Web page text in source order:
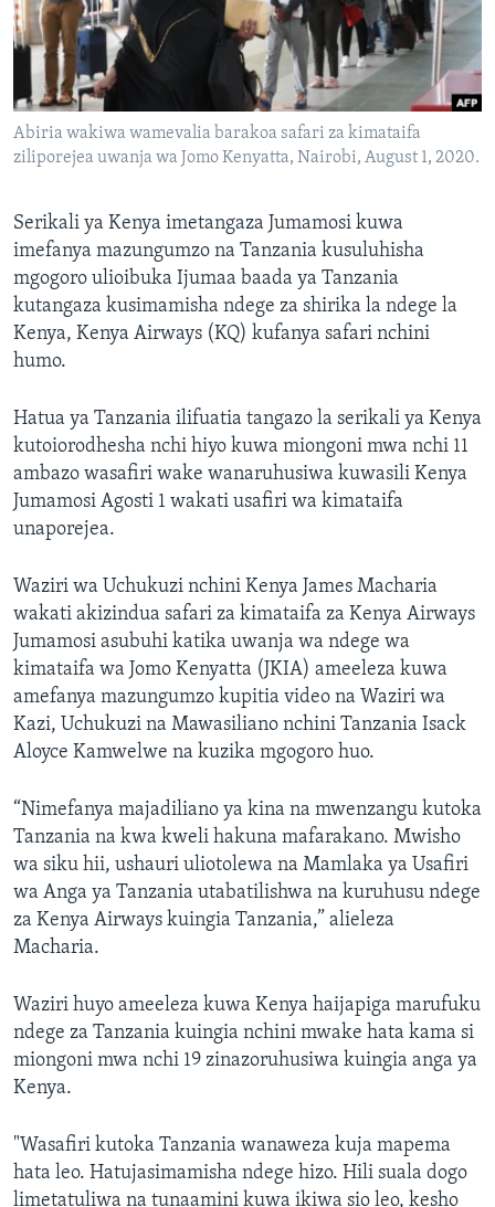
Abiria wakiwa wamevalia barakoa safari za kimataifa
ziliporejea uwanja wa Jomo Kenyatta, Nairobi, August 1, 2020.
Serikali ya Kenya imetangaza Jumamosi kuwa
imefanya mazungumzo na Tanzania kusuluhisha
mgogoro ulioibuka Ijumaa baada ya Tanzania
kutangaza kusimamisha ndege za shirika la ndege la
Kenya, Kenya Airways (KQ) kufanya safari nchini
humo.
Hatua ya Tanzania ilifuatia tangazo la serikali ya Kenya
kutoiorodhesha nchi hiyo kuwa miongoni mwa nchi 11
ambazo wasafiri wake wanaruhusiwa kuwasili Kenya
Jumamosi Agosti 1 wakati usafiri wa kimataifa
unaporejea.
Waziri wa Uchukuzi nchini Kenya James Macharia
wakati akizindua safari za kimataifa za Kenya Airways
Jumamosi asubuhi katika uwanja wa ndege wa
kimataifa wa Jomo Kenyatta (JKIA) ameeleza kuwa
amefanya mazungumzo kupitia video na Waziri wa
Kazi, Uchukuzi na Mawasiliano nchini Tanzania Isack
Aloyce Kamwelwe na kuzika mgogoro huo.
“Nimefanya majadiliano ya kina na mwenzangu kutoka
Tanzania na kwa kweli hakuna mafarakano. Mwisho
wa siku hii, ushauri uliotolewa na Mamlaka ya Usafiri
wa Anga ya Tanzania utabatilishwa na kuruhusu ndege
za Kenya Airways kuingia Tanzania,” alieleza
Macharia.
Waziri huyo ameeleza kuwa Kenya haijapiga marufuku
ndege za Tanzania kuingia nchini mwake hata kama si
miongoni mwa nchi 19 zinazoruhusiwa kuingia anga ya
Kenya.
"Wasafiri kutoka Tanzania wanaweza kuja mapema
hata leo. Hatujasimamisha ndege hizo. Hili suala dogo
limetatuliwa na tunaamini kuwa ikiwa sio leo, kesho